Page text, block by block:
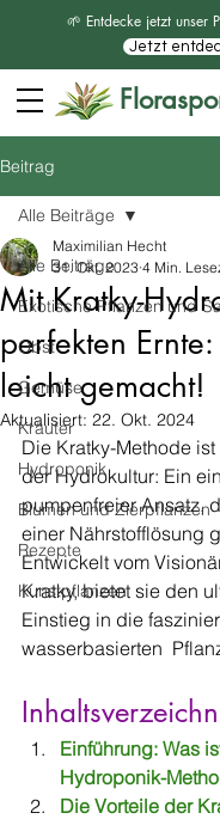
🌱 Entdecke jetzt unser
Jetzt
Beitrag
Alle Beiträge
Exotische Pflanzen und
Obst
Gemüse
Kräuter
Hydroponik
Blumen und Zierpflanzen
Rezepte
Kunstpflanzen
Alle Beiträge
Mit Kratky-
perfekten
leicht gemacht!
Maximilian Hecht
31. Okt. 2023 4 Min.
Aktualisiert: 22. Okt. 2024
Die Kratky-Methode
der Hydrokultur: Ein
pumpenfreier Ansatz,
einer Nährstofflösung
Entwickelt vom
Kratky, bietet sie den
Einstieg in die
wasserbasierten
Einführung: Was
Hydroponik-
Die Vorteile der